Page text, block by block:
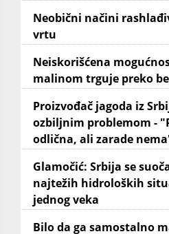
Neobični načini
vrtu
Neiskorišćena
malinom trguje preko
Proizvođač jagoda iz
ozbiljnim problemom -
odlična, ali zarade
Glamočić: Srbija se
najtežih hidroloških
jednog veka
Bilo da ga samostalno